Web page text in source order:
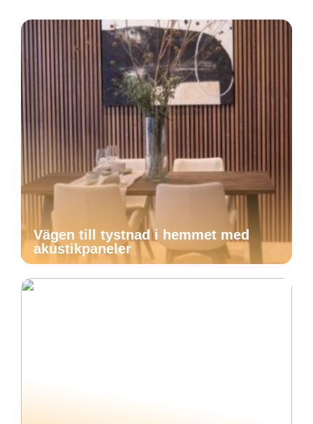
Vägen till tystnad i hemmet med
akustikpaneler